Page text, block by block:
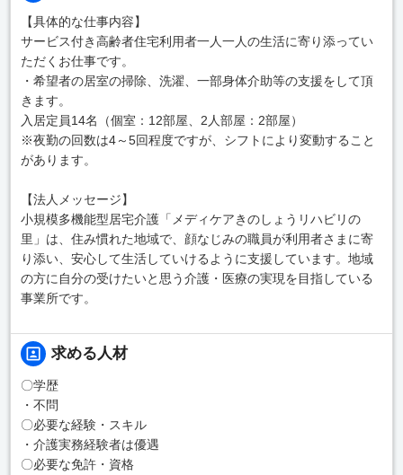
【具体的な仕事内容】
サービス付き高齢者住宅利用者一人一人の生活に寄り添ってい
ただくお仕事です。
・希望者の居室の掃除、洗濯、一部身体介助等の支援をして頂
きます。
入居定員14名（個室：12部屋、2人部屋：2部屋）
※夜勤の回数は4～5回程度ですが、シフトにより変動すること
があります。
【法人メッセージ】
小規模多機能型居宅介護「メディケアきのしょうリハビリの
里」は、住み慣れた地域で、顔なじみの職員が利用者さまに寄
り添い、安心して生活していけるように支援しています。地域
の方に自分の受けたいと思う介護・医療の実現を目指している
事業所です。
求める人材
〇学歴
・不問
〇必要な経験・スキル
・介護実務経験者は優遇
〇必要な免許・資格